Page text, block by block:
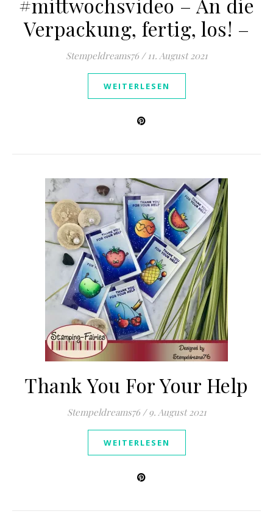
Verpackung, fertig, los! –
Stempeldreams76 / 11. August 2021
WEITERLESEN
Thank You For Your Help
Stempeldreams76 / 9. August 2021
WEITERLESEN